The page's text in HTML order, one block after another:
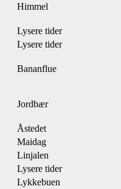
Himmel
Lysere tider
Lysere tider
Bananflue
Jordbær
Åstedet
Maidag
Linjalen
Lysere tider
Lykkebuen